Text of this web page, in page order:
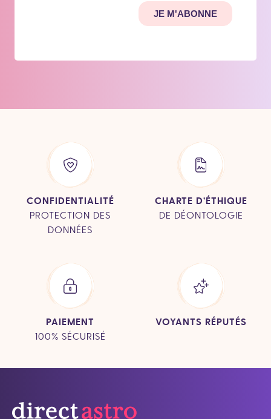
CONFIDENTIALITÉ
PROTECTION DES
DONNÉES
CHARTE D’ÉTHIQUE
DE DÉONTOLOGIE
PAIEMENT
100% SÉCURISÉ
VOYANTS RÉPUTÉS